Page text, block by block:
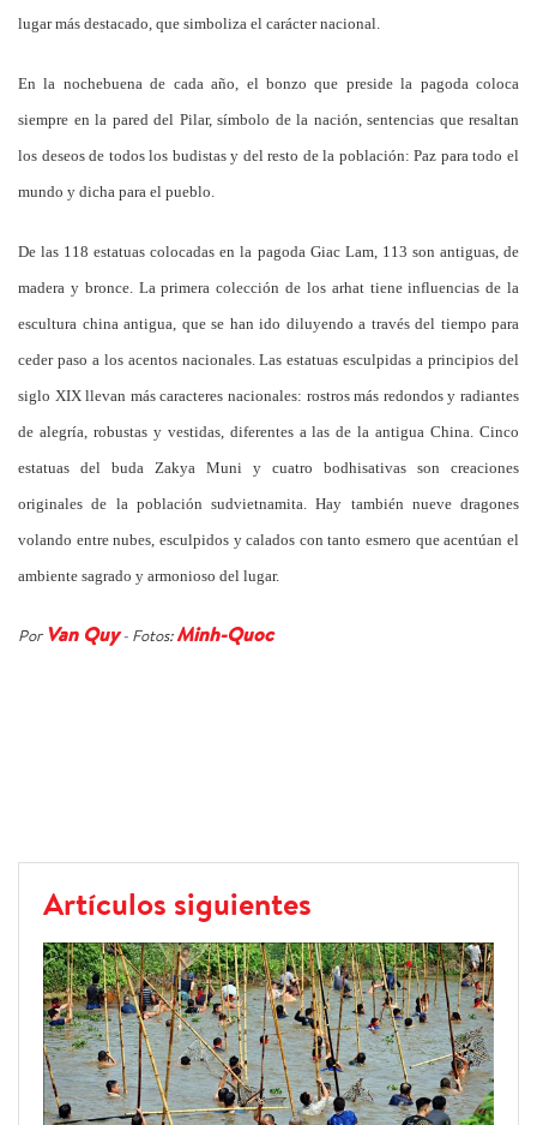
lugar más destacado, que simboliza el carácter nacional.
En la nochebuena de cada año, el bonzo que preside la pagoda coloca
siempre en la pared del Pilar, símbolo de la nación, sentencias que resaltan
los deseos de todos los budistas y del resto de la población: Paz para todo el
mundo y dicha para el pueblo.
De las 118 estatuas colocadas en la pagoda Giac Lam, 113 son antiguas, de
madera y bronce. La primera colección de los arhat tiene influencias de la
escultura china antigua, que se han ido diluyendo a través del tiempo para
ceder paso a los acentos nacionales. Las estatuas esculpidas a principios del
siglo XIX llevan más caracteres nacionales: rostros más redondos y radiantes
de alegría, robustas y vestidas, diferentes a las de la antigua China. Cinco
estatuas del buda Zakya Muni y cuatro bodhisativas son creaciones
originales de la población sudvietnamita. Hay también nueve dragones
volando entre nubes, esculpidos y calados con tanto esmero que acentúan el
ambiente sagrado y armonioso del lugar.
Por Van Quy- Fotos:Minh-Quoc
Artículos siguientes